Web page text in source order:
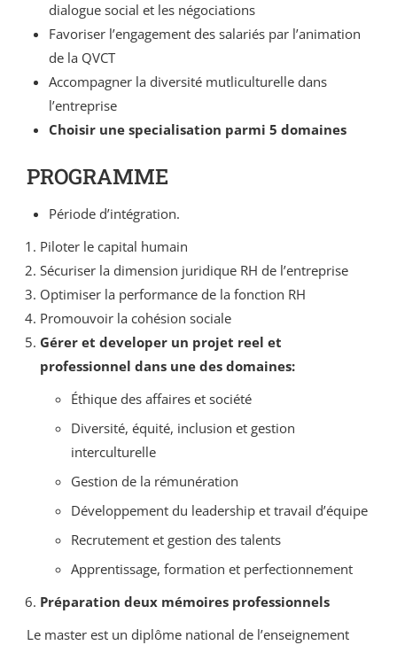
dialogue social et les négociations
Favoriser l’engagement des salariés par l’animation
de la QVCT
Accompagner la diversité mutliculturelle dans
l’entreprise
Choisir une specialisation parmi 5 domaines
PROGRAMME
Période d’intégration.
Piloter le capital humain
Sécuriser la dimension juridique RH de l’entreprise
Optimiser la performance de la fonction RH
Promouvoir la cohésion sociale
Gérer et developer un projet reel et
professionnel dans une des domaines:
Éthique des affaires et société
Diversité, équité, inclusion et gestion
interculturelle
Gestion de la rémunération
Développement du leadership et travail d’équipe
Recrutement et gestion des talents
Apprentissage, formation et perfectionnement
Préparation deux mémoires professionnels
Le master est un diplôme national de l’enseignement